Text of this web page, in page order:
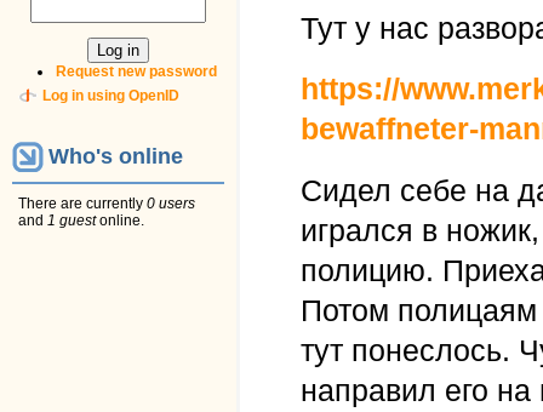
Request new password
Log in using OpenID
Who's online
There are currently 0 users
and 1 guestonline.
Тут у нас
https://
bewaffneter-
Сидел себе на
игрался в
полицию.
Потом полицаям
тут понеслось.
направил его